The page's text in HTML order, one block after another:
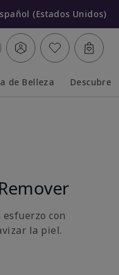
(Estados Unidos)
de Belleza Descubre
con
la piel.